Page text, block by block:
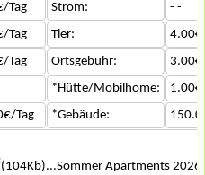
Tag Strom:
- -
Tag Tier:
Tag Ortsgebühr:
*Hütte/Mobilhome:
Tag *Gebäude:
(104Kb)...Sommer Apartments 2026